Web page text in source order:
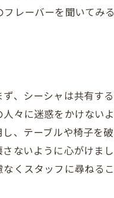
レーバーを聞いてみ
、シーシャは共有す
々に迷惑をかけない
、テーブルや椅子を
ないように心がけま
くスタッフに尋ねる